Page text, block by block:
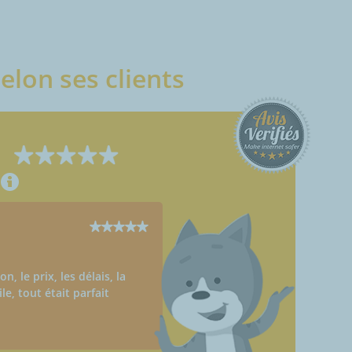
ses clients
le prix, les délais, la
tout était parfait
Paul
Châtignac (16480)
facile